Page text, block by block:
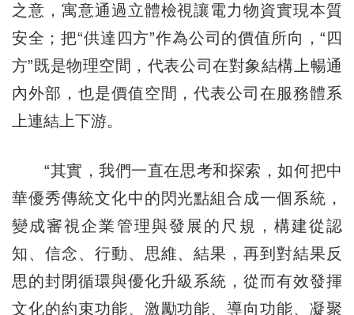
之意，寓意通過立體檢視讓電力物資實現本質
安全；把“供達四方”作為公司的價值所向，“四
方”既是物理空間，代表公司在對象結構上暢通
內外部，也是價值空間，代表公司在服務體系
上連結上下游。
“其實，我們一直在思考和探索，如何把中
華優秀傳統文化中的閃光點組合成一個系統，
變成審視企業管理與發展的尺規，構建從認
知、信念、行動、思維、結果，再到對結果反
思的封閉循環與優化升級系統，從而有效發揮
文化的約束功能、激勵功能、導向功能、凝聚